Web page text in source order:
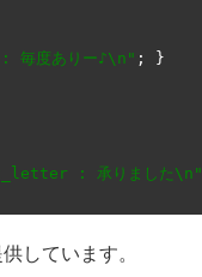
度ありー♪\n" ;
}
: 承りました\n"
しています。